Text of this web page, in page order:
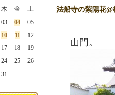
木 金
土
03 04
05
10 11
12
17 18
19
24 25
26
31
法船寺の紫陽花
山門。